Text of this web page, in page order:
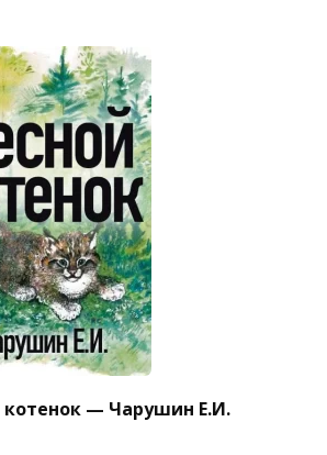
котенок — Чарушин Е.И.